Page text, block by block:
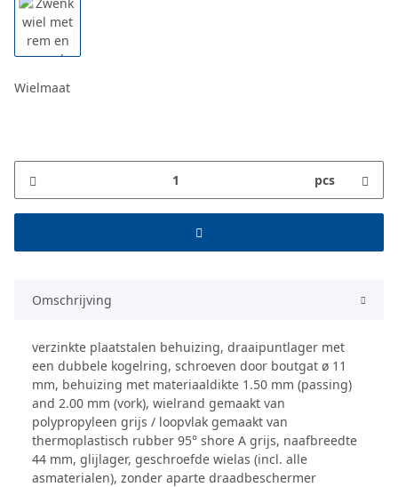
Wielmaat
pcs
Omschrijving
verzinkte plaatstalen behuizing, draaipuntlager met
een dubbele kogelring, schroeven door boutgat ø 11
mm, behuizing met materiaaldikte 1.50 mm (passing)
and 2.00 mm (vork), wielrand gemaakt van
polypropyleen grijs / loopvlak gemaakt van
thermoplastisch rubber 95° shore A grijs, naafbreedte
44 mm, glijlager, geschroefde wielas (incl. alle
asmaterialen), zonder aparte draadbeschermer